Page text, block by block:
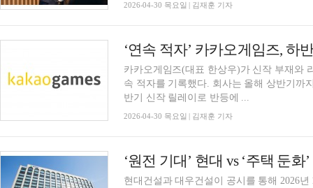
2026-04-30 목요일 | 김재훈 기자
‘연속 적자’ 카카오게임즈, 하
카카오게임즈(대표 한상우)가 신작 부재와
속 적자를 기록했다. 회사는 올해 상반기까
반기 신작 릴레이로 반등에 ...
2026-04-30 목요일 | 김재훈 기자
‘원전 기대’ 현대 vs ‘주택 둔
현대건설과 대우건설이 공시를 통해 2026